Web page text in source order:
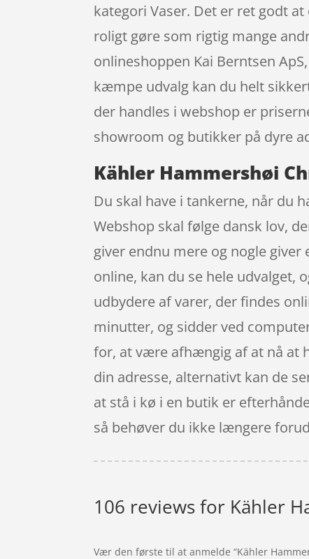
kategori Vaser. Det er ret godt
roligt gøre som rigtig mange
onlineshoppen Kai Berntsen
kæmpe udvalg kan du helt
der handles i webshop er
showroom og butikker på dyre
Kähler Hammershøi
Du skal have i tankerne, når du
Webshop skal følge dansk lov,
giver endnu mere og nogle
online, kan du se hele udvalget,
udbydere af varer, der findes
minutter, og sidder ved
for, at være afhængig af at nå at
din adresse, alternativt kan de
at stå i kø i en butik er
så behøver du ikke længere
106 reviews for Kähler
Vær den første til at anmelde “Kähler